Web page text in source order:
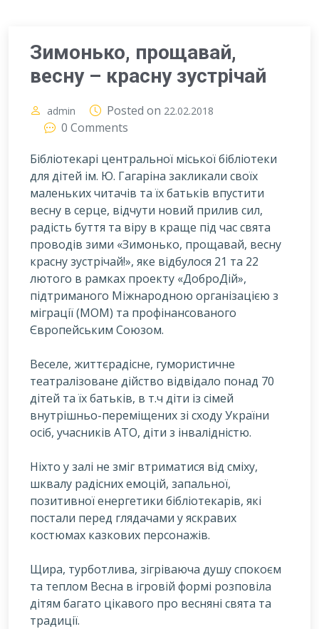
Зимонько, прощавай,
весну – красну зустрічай
admin Posted on 22.02.2018
0 Comments
Бібліотекарі центральної міської бібліотеки
для дітей ім. Ю. Гагаріна закликали своїх
маленьких читачів та їх батьків впустити
весну в серце, відчути новий прилив сил,
радість буття та віру в краще під час свята
проводів зими «Зимонько, прощавай, весну
красну зустрічай!», яке відбулося 21 та 22
лютого в рамках проекту «ДоброДій»,
підтриманого Міжнародною організацією з
міграції (МОМ) та профінансованого
Європейським Союзом.
Веселе, життєрадісне, гумористичне
театралізоване дійство відвідало понад 70
дітей та їх батьків, в т.ч діти із сімей
внутрішньо-переміщених зі сходу України
осіб, учасників АТО, діти з інвалідністю.
Ніхто у залі не зміг втриматися від сміху,
шквалу радісних емоцій, запальної,
позитивної енергетики бібліотекарів, які
постали перед глядачами у яскравих
костюмах казкових персонажів.
Щира, турботлива, зігріваюча душу спокоєм
та теплом Весна в ігровій формі розповіла
дітям багато цікавого про весняні свята та
традиції.